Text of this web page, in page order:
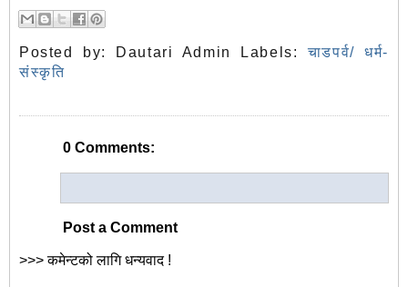
Posted by: Dautari Admin Labels:चाडपर्व/ धर्म-
संस्कृति
0 Comments:
Post a Comment
>>> कमेन्टको लागि धन्यवाद !